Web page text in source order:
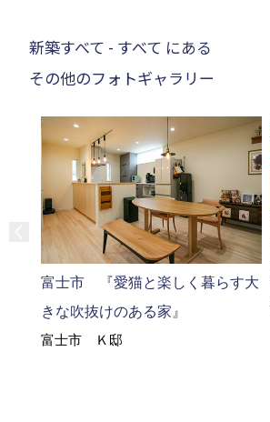
新築すべて - すべて にある
その他のフォトギャラリー
富士市 『愛猫と楽しく暮らす大
きな吹抜けのある家』
富士市 Ｋ邸